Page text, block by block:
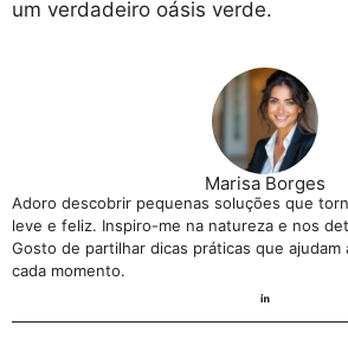
um verdadeiro oásis verde.
Marisa Borges
Adoro descobrir pequenas soluções que
leve e feliz. Inspiro-me na natureza e nos
Gosto de partilhar dicas práticas que ajudam
cada momento.